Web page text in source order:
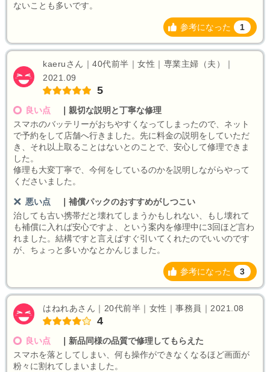
ないことも多いです。
参考になった 1
kaeruさん｜40代前半｜女性｜専業主婦（夫）｜
2021.09
5
良い点
親切な説明と丁寧な修理
スマホのバッテリーがおちやすくなってしまったので、ネット
で予約をして店舗へ行きました。先に料金の説明をしていただ
き、それ以上取ることはないとのことで、安心して修理できま
した。
修理も大変丁寧で、今何をしているのかを説明しながらやって
くださいました。
悪い点
補償パックのおすすめがしつこい
治しても古い携帯だと壊れてしまうかもしれない、もし壊れて
も補償に入れば安心ですよ、という案内を修理中に3回ほど言わ
れました。結構ですと言えばすぐ引いてくれたのでいいのです
が、ちょっと多いかなとかんじました。
参考になった 3
はねれあさん｜20代前半｜女性｜事務員｜2021.08
4
良い点
新品同様の品質で修理してもらえた
スマホを落としてしまい、何も操作ができなくなるほど画面が
粉々に割れてしまいました。